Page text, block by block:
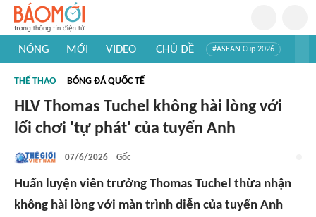
NÓNG MỚI VIDEO CHỦ ĐỀ #ASEAN Cup 2026
#Khám phá thế giới
THỂ THAO BÓNG ĐÁ QUỐC TẾ
HLV Thomas Tuchel không hài lòng với
lối chơi 'tự phát' của tuyển Anh
07/6/2026 Gốc
Huấn luyện viên trưởng Thomas Tuchel thừa nhận
không hài lòng với màn trình diễn của tuyển Anh